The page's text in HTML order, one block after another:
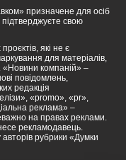
призначене для осіб
свою
які не є
для матеріалів,
«Новини компаній» –
повідомлень,
редакція
«promo», «pr»,
реклама» –
на правах реклами.
несе рекламодавець.
рубрики «Думки